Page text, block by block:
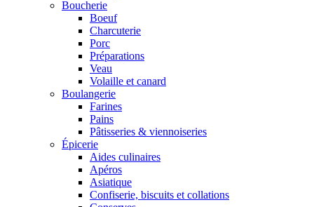
Boucherie
Boeuf
Charcuterie
Porc
Préparations
Veau
Volaille et canard
Boulangerie
Farines
Pains
Pâtisseries & viennoiseries
Épicerie
Aides culinaires
Apéros
Asiatique
Confiserie, biscuits et collations